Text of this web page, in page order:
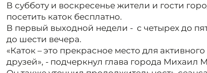
В субботу и воскресенье жители и гости
посетить каток бесплатно.
В первый выходной недели - с четырех до
до шести вечера.
«Каток – это прекрасное место для
друзей», - подчеркнул глава города Михаил